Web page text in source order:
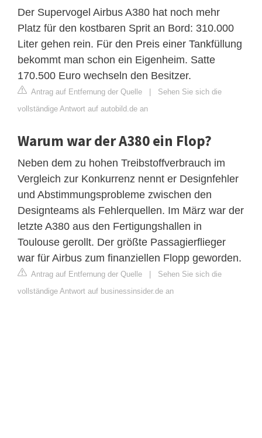
Der Supervogel Airbus A380 hat noch mehr
Platz für den kostbaren Sprit an Bord: 310.000
Liter gehen rein. Für den Preis einer Tankfüllung
bekommt man schon ein Eigenheim. Satte
170.500 Euro wechseln den Besitzer.
Antrag auf Entfernung der Quelle | Sehen Sie sich die
vollständige Antwort auf autobild.de an
Warum war der A380 ein Flop?
Neben dem zu hohen Treibstoffverbrauch im
Vergleich zur Konkurrenz nennt er Designfehler
und Abstimmungsprobleme zwischen den
Designteams als Fehlerquellen. Im März war der
letzte A380 aus den Fertigungshallen in
Toulouse gerollt. Der größte Passagierflieger
war für Airbus zum finanziellen Flopp geworden.
Antrag auf Entfernung der Quelle | Sehen Sie sich die
vollständige Antwort auf businessinsider.de an